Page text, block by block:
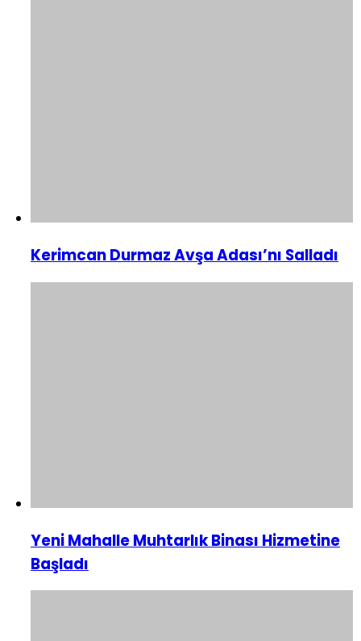
Kerimcan Durmaz Avşa Adası’nı Salladı
Yeni Mahalle Muhtarlık Binası Hizmetine
Başladı